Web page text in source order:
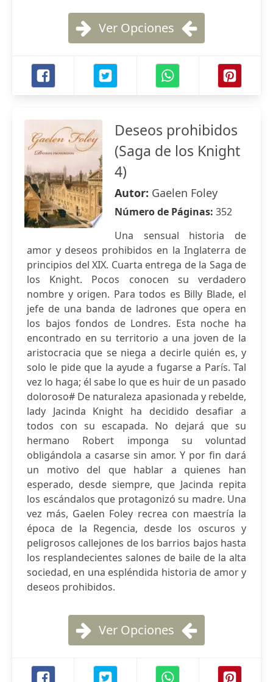
Ver Opciones
Deseos prohibidos
(Saga de los Knight
4)
Autor: Gaelen Foley
Número de Páginas: 352
Una sensual historia de
amor y deseos prohibidos en la Inglaterra de
principios del XIX. Cuarta entrega de la Saga de
los Knight. Pocos conocen su verdadero
nombre y origen. Para todos es Billy Blade, el
jefe de una banda de ladrones que opera en
los bajos fondos de Londres. Esta noche ha
encontrado en su territorio a una joven de la
aristocracia que se niega a decirle quién es, y
solo le pide que la ayude a fugarse a París. Tal
vez lo haga; él sabe lo que es huir de un pasado
doloroso# De naturaleza apasionada y rebelde,
lady Jacinda Knight ha decidido desafiar a
todos con su escapada. No dejará que su
hermano Robert imponga su voluntad
obligándola a casarse sin amor. Y por fin dará
un motivo del que hablar a quienes han
esperado, desde siempre, que Jacinda repita
los escándalos que protagonizó su madre. Una
vez más, Gaelen Foley recrea con maestría la
época de la Regencia, desde los oscuros y
peligrosos callejones de los barrios bajos hasta
los resplandecientes salones de baile de la alta
sociedad, en una espléndida historia de amor y
deseos prohibidos.
Ver Opciones